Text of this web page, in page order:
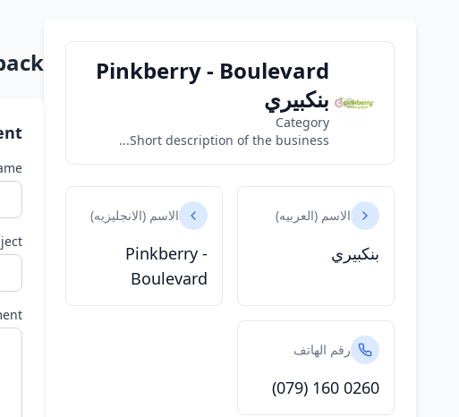
Pinkberry - Boulevard
بنكبيري
Category
Short description of the business...
الاسم (العربيه)
بنكبيري
الاسم (الانجليزيه)
Pinkberry -
Boulevard
رقم الهاتف
(079) 160 0260